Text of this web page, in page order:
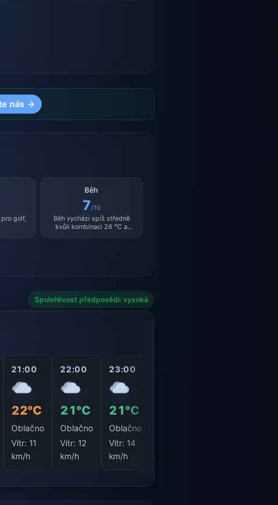
nás →
golf,
Běh
7/10
Běh vychází spíš středně
kvůli kombinaci 26 °C a
Spolehlivost předpovědi: vysoká
21:00
22°C
Oblačno
Vítr:11
km/h
22:00
21°C
Oblačno
Vítr:12
km/h
23:00
21°C
Oblačno
Vítr: 14
km/h